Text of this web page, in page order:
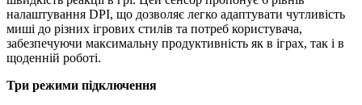
налаштування DPI, що дозволяє легко адаптувати чутливість
миші до різних ігрових стилів та потреб користувача,
забезпечуючи максимальну продуктивність як в іграх, так і в
щоденній роботі.
Три режими підключення